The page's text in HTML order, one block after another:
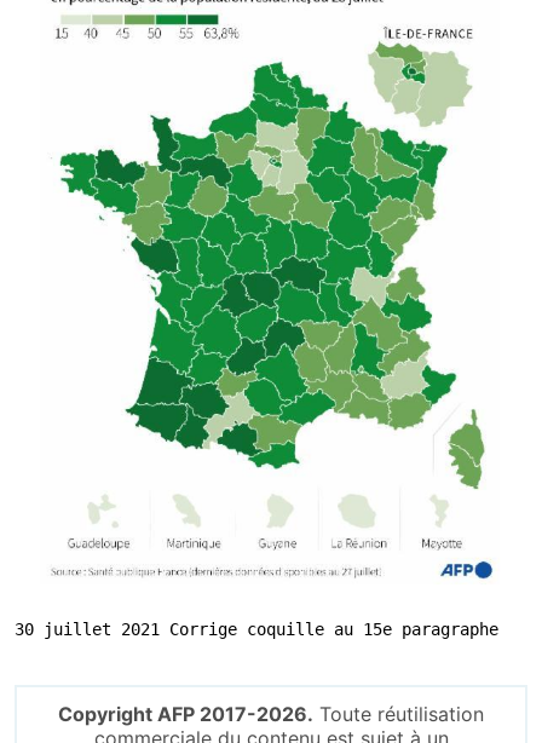
30 juillet 2021 Corrige coquille au 15e paragraphe
Copyright AFP 2017-2026. Toute réutilisation
commerciale du contenu est sujet à un